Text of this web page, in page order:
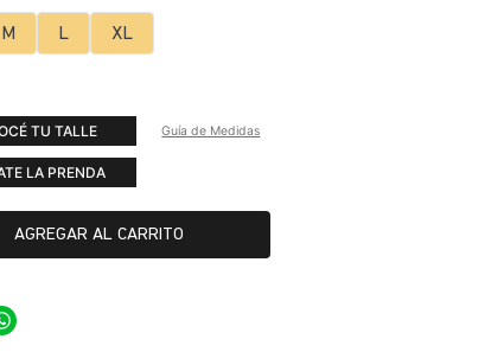
M L XL
TU TALLE Guía de Medidas
LA PRENDA
AGREGAR AL CARRITO